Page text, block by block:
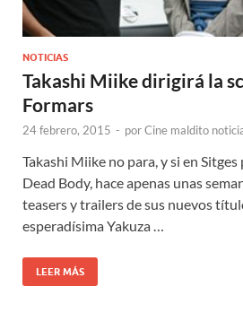
NOTICIAS
Takashi Miike dirigirá la
Formars
24 febrero, 2015 - porCine maldito
Takashi Miike no para, y si en
Dead Body, hace apenas unas
teasers y trailers de sus nuevos
esperadísima Yakuza …
LEER MÁS